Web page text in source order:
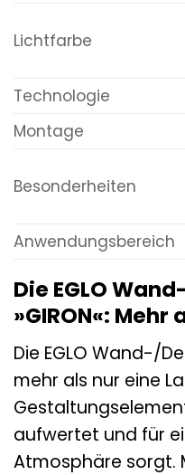
Lichtfarbe
Technologie
Montage
Besonderheiten
Anwendungsbereich
Die EGLO
»GIRON«:
Die EGLO Wand-/
mehr als nur eine
aufwertet und für
Atmosphäre sorgt.